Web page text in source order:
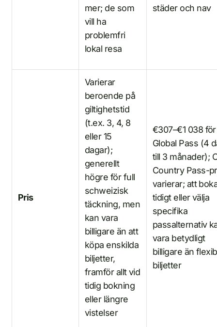
mer; de som
vill ha
problemfri
lokal resa
städer och nav
Pris
Varierar
beroende på
giltighetstid
(t.ex. 3, 4, 8
eller 15
dagar);
generellt
högre för full
schweizisk
täckning, men
kan vara
billigare än att
köpa enskilda
biljetter,
framför allt vid
tidig bokning
eller längre
vistelser
€307–€1 038 för
Global Pass (4
till 3 månader);
Country Pass-
varierar; att
tidigt eller välja
specifika
passalternativ
vara betydligt
billigare än
biljetter